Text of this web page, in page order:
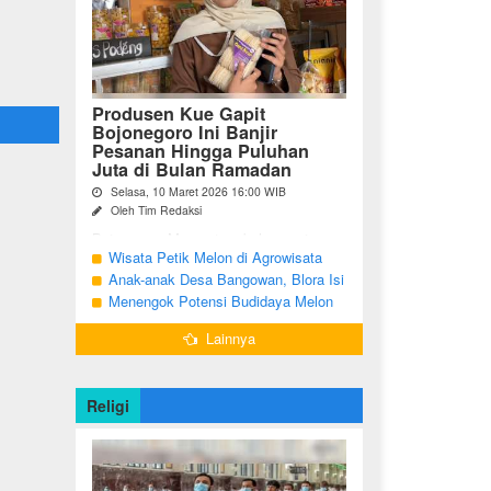
Produsen Kue Gapit
Bojonegoro Ini Banjir
Pesanan Hingga Puluhan
Juta di Bulan Ramadan
Selasa, 10 Maret 2026 16:00 WIB
Oleh Tim Redaksi
Ramadan membawa keberkahan
tersendiri bagi para pelaku Usaha Mikro
Kecil dan Menengah (UMKM) di
Kabupaten Bojonegoro. ...
Wisata Petik Melon di Agrowisata
Girli Farm Blora, Tak Sampai 5 Hari
Sudah Ludes Terjual
Anak-anak Desa Bangowan, Blora Isi
Waktu Jelang Buka Puasa dengan
Latihan Gamelan
Menengok Potensi Budidaya Melon
Menggunakan Greenhouse di
Lainnya
Religi